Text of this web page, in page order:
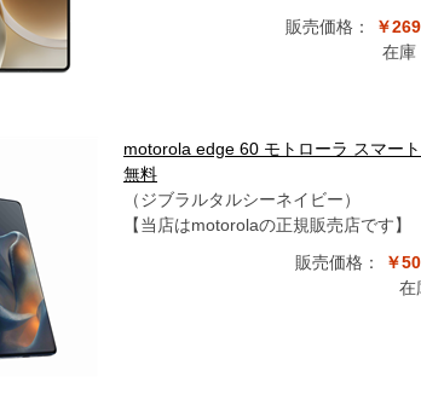
販売価格：
￥
在庫
motorola edge 60 モトローラ スマー
無料
（ジブラルタルシーネイビー）
【当店はmotorolaの正規販売店です】
販売価格：
￥
在